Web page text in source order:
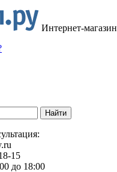
Интернет-магазин
15
до 18:00